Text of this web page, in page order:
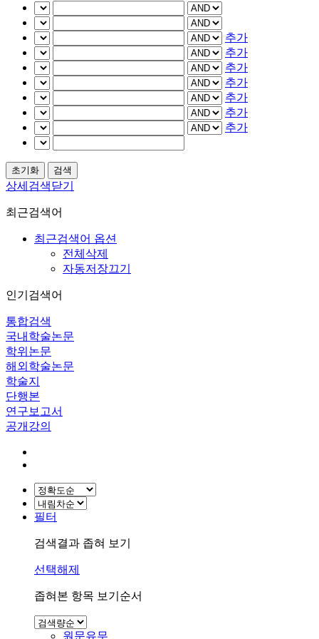
추가
추가
추가
추가
추가
추가
추가
상세검색닫기
최근검색어
최근검색어 옵션
전체삭제
자동저장끄기
인기검색어
통합검색
국내학술논문
학위논문
해외학술논문
학술지
단행본
연구보고서
공개강의
필터
검색결과 좁혀 보기
선택해제
좁혀본 항목 보기순서
원문유무